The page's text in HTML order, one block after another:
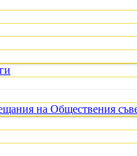
на Обществения